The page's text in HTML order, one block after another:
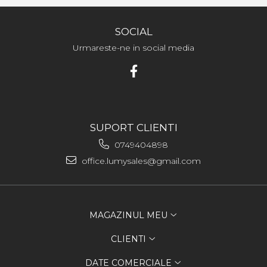
SOCIAL
Urmareste-ne in social media
SUPORT CLIENTI
0749404898
office.lumysales@gmail.com
MAGAZINUL MEU
CLIENTI
DATE COMERCIALE